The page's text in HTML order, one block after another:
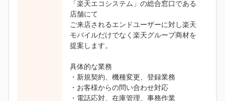
「楽天エコシステム」の総合窓口である
店舗にて
ご来店されるエンドユーザーに対し楽天
モバイルだけでなく楽天グループ商材を
提案します。
具体的な業務
・新規契約、機種変更、登録業務
・お客様からの問い合わせ対応
・電話応対、在庫管理、事務作業